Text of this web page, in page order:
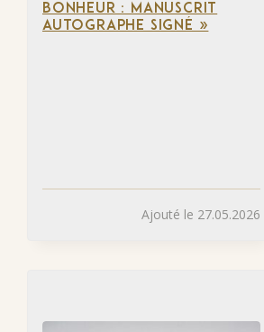
BONHEUR : MANUSCRIT
AUTOGRAPHE SIGNÉ »
Ajouté le 27.05.2026